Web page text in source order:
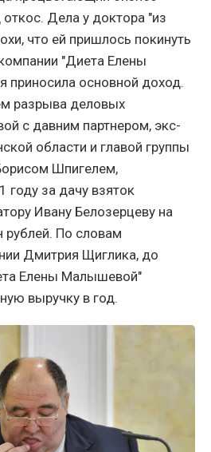
Дела у доктора "из
что ей пришлось покинуть
"Диета Елены
приносила основной доход.
разрыва деловых
с давним партнером, экс-
области и главой группы
Шпигелем,
году за дачу взяток
Ивану Белозерцеву на
По словам
Дмитрия Щиглика, до
Елены Малышевой"
выручку в год.